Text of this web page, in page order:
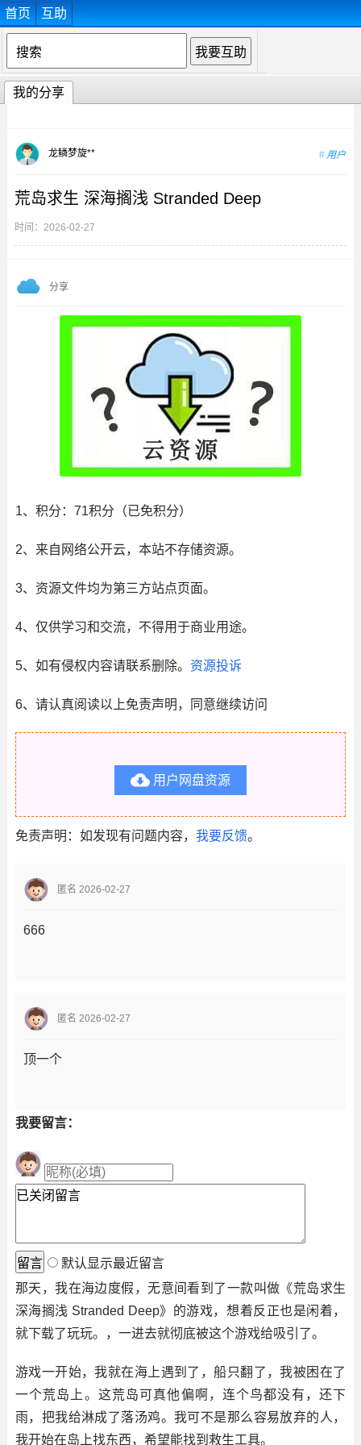
首页 互助
我的分享
荒岛求生 深海搁浅 Stranded Deep
时间：2026-02-27
龙鳞梦旋** 用户
分享
1、积分： 71积分（已免积分）
2、来自网络公开云，本站不存储资源。
3、资源文件均为第三方站点页面。
4、仅供学习和交流，不得用于商业用途。
5、如有侵权内容请联系删除。 资源投诉
6、请认真阅读以上免责声明，同意继续访问
用户网盘资源
免责声明：如发现有问题内容， 我要反馈。
匿名 2026-02-27
666
匿名 2026-02-27
顶一个
我要留言：
默认显示最近留言
那天，我在海边度假，无意间看到了一款叫做《荒岛求生
深海搁浅 Stranded Deep》的游戏，想着反正也是闲着，
就下载了玩玩。，一进去就彻底被这个游戏给吸引了。
游戏一开始，我就在海上遇到了，船只翻了，我被困在了
一个荒岛上。这荒岛可真他偏啊，连个鸟都没有，还下
雨，把我给淋成了落汤鸡。我可不是那么容易放弃的人，
我开始在岛上找东西，希望能找到救生工具。